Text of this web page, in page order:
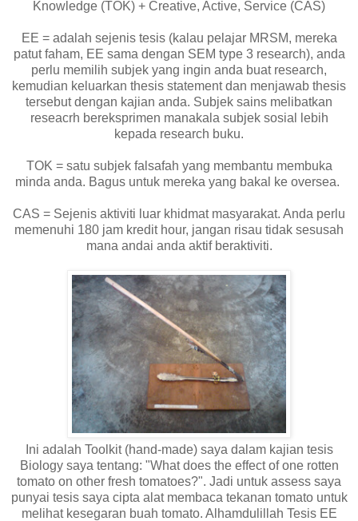
Knowledge (TOK) + Creative, Active, Service (CAS)
EE = adalah sejenis tesis (kalau pelajar MRSM, mereka
patut faham, EE sama dengan SEM type 3 research), anda
perlu memilih subjek yang ingin anda buat research,
kemudian keluarkan thesis statement dan menjawab thesis
tersebut dengan kajian anda. Subjek sains melibatkan
reseacrh bereksprimen manakala subjek sosial lebih
kepada research buku.
TOK = satu subjek falsafah yang membantu membuka
minda anda. Bagus untuk mereka yang bakal ke oversea.
CAS = Sejenis aktiviti luar khidmat masyarakat. Anda perlu
memenuhi 180 jam kredit hour, jangan risau tidak sesusah
mana andai anda aktif beraktiviti.
Ini adalah Toolkit (hand-made) saya dalam kajian tesis
Biology saya tentang: "What does the effect of one rotten
tomato on other fresh tomatoes?". Jadi untuk assess saya
punyai tesis saya cipta alat membaca tekanan tomato untuk
melihat kesegaran buah tomato. Alhamdulillah Tesis EE